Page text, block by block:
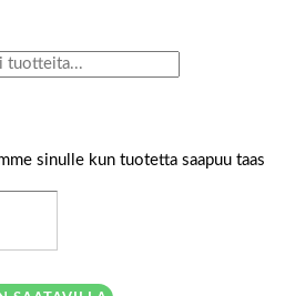
sinulle kun tuotetta saapuu taas